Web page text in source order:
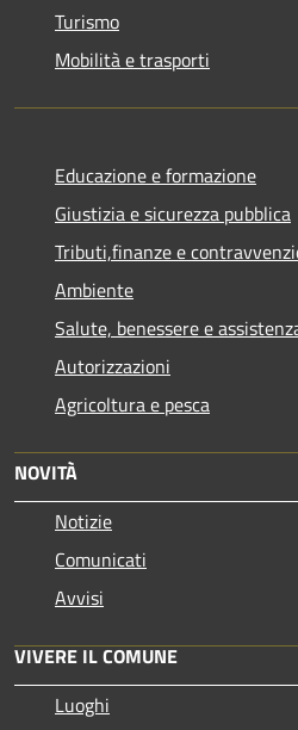
Turismo
Mobilità e trasporti
Educazione e formazione
Giustizia e sicurezza pubblica
Tributi,finanze e
Ambiente
Salute, benessere e
Autorizzazioni
Agricoltura e pesca
NOVITÀ
Notizie
Comunicati
Avvisi
VIVERE IL COMUNE
Luoghi